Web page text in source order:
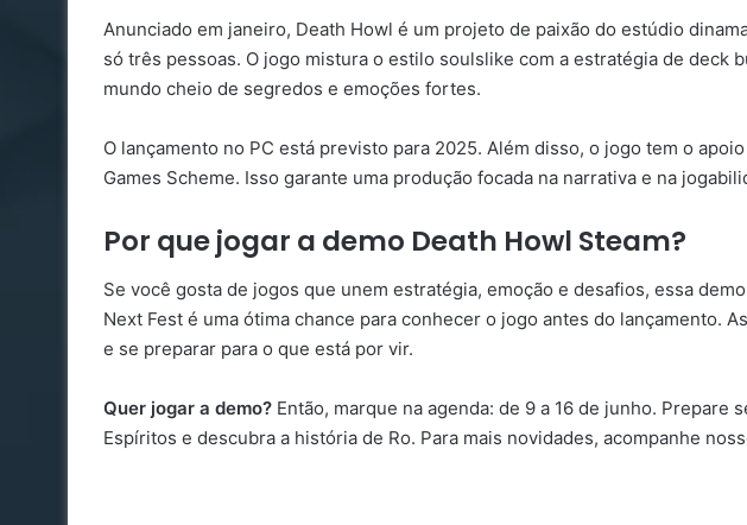
Anunciado em janeiro, Death Howl é um projeto de paixão do estúdio
só três pessoas. O jogo mistura o estilo soulslike com a estratégia de deck
mundo cheio de segredos e emoções fortes.
O lançamento no PC está previsto para 2025. Além disso, o jogo tem o
Games Scheme. Isso garante uma produção focada na narrativa e na
Por que jogar a demo Death Howl Steam?
Se você gosta de jogos que unem estratégia, emoção e desafios, essa
Next Fest é uma ótima chance para conhecer o jogo antes do lançamento.
e se preparar para o que está por vir.
Quer jogar a demo? Então, marque na agenda: de 9 a 16 de junho. Prepare
Espíritos e descubra a história de Ro. Para mais novidades, acompanhe